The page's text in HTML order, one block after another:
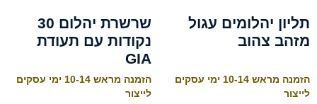
תליון יהלומים עגול
מזהב צהוב
הזמנה מראש 10-14 ימי עסקים
לייצור
שרשרת יהלום 30
נקודות עם תעודת
GIA
הזמנה מראש 10-14 ימי עסקים
לייצור